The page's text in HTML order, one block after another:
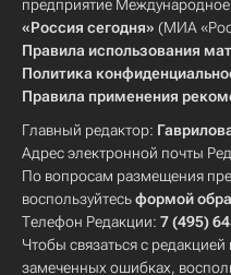
предприятие
«Россия сегодня» (МИА
Правила использования
Политика
Правила применения
Главный редактор:
Адрес электронной почты
По вопросам размещения
воспользуйтесьформой
Телефон Редакции: 7 (495)
Чтобы связаться с
замеченных ошибках,